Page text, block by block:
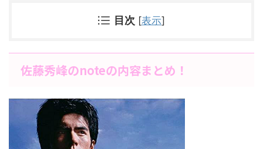
目次 [表示]
佐藤秀峰のnoteの内容まとめ！